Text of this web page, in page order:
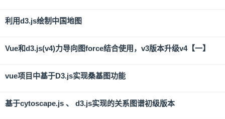
利用d3.js绘制中国地图
Vue和d3.js(v4)力导向图force结合使用，v3版本升级v4【一】
vue项目中基于D3.js实现桑基图功能
基于cytoscape.js 、 d3.js实现的关系图谱初级版本